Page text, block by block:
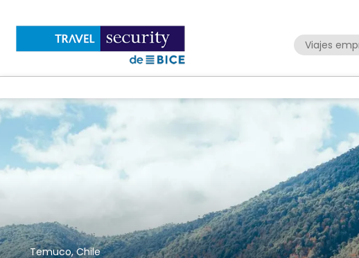
Viajes
Temuco, Chile